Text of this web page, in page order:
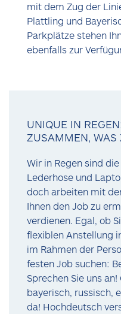
mit dem Zug der
Plattling und
Parkplätze stehen
ebenfalls zur
UNIQUE IN
ZUSAMMEN,
Wir in Regen sind
Lederhose und
doch arbeiten mit
Ihnen den Job zu
verdienen. Egal, ob
flexiblen Anstellung
im Rahmen der
festen Job suchen:
Sprechen Sie uns
bayerisch, russisch,
da! Hochdeutsch